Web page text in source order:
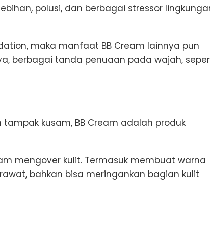
polusi, dan berbagai stressor
maka manfaat BB Cream lainnya pun
berbagai tanda penuaan pada wajah,
kusam, BB Cream adalah produk
mengover kulit. Termasuk membuat warna
bahkan bisa meringankan bagian kulit